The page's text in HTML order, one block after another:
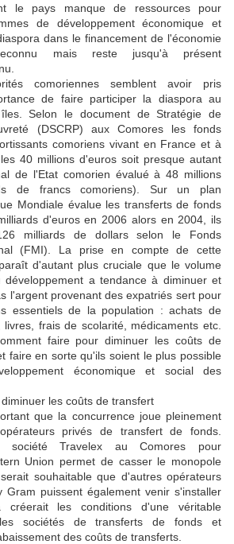
le pays manque de ressources pour
de développement économique et
dans le financement de l'économie
mais reste jusqu'à présent
comoriennes semblent avoir pris
de faire participer la diaspora au
Selon le document de Stratégie de
(DSCRP) aux Comores les fonds
comoriens vivant en France et à
40 millions d'euros soit presque autant
de l'Etat comorien évalué à 48 millions
de francs comoriens). Sur un plan
Mondiale évalue les transferts de fonds
d'euros en 2006 alors en 2004, ils
milliards de dollars selon le Fonds
(FMI). La prise en compte de cette
d'autant plus cruciale que le volume
a tendance à diminuer et
l'argent provenant des expatriés sert pour
essentiels de la population : achats de
livres, frais de scolarité, médicaments etc.
faire pour diminuer les coûts de
faire en sorte qu'ils soient le plus possible
économique et social des
les coûts de transfert
que la concurrence joue pleinement
privés de transfert de fonds.
société Travelex au Comores pour
Union permet de casser le monopole
souhaitable que d'autres opérateurs
Gram puissent également venir s'installer
créerait les conditions d'une véritable
sociétés de transferts de fonds et
des coûts de transferts.